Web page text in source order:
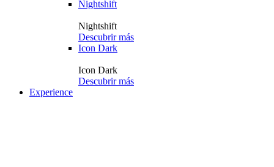
Nightshift
Nightshift
Descubrir más
Icon Dark
Icon Dark
Descubrir más
Experience